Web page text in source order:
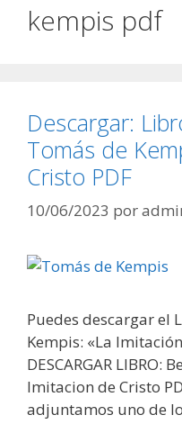
kempis pdf
Descargar:
Tomás de
Cristo PDF
10/06/2023 por
Puedes descargar el
Kempis: «La
DESCARGAR LIBRO:
Imitacion de Cristo
adjuntamos uno de